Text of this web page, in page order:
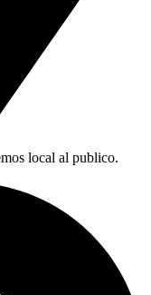
local al publico.